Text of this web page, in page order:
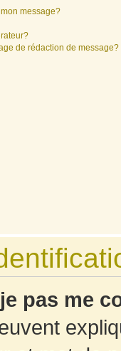
message?
de rédaction de message?
pas me